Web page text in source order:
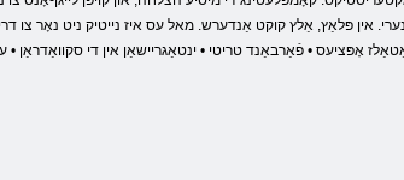
אין פּלאַץ, אַלץ קוקט אַנדערש. מאל עס איז נייטיק ניט נאָר צו
אָפּציעס • פֿאַרבאַנד טריטי • ינטאַגריישאַן אין די